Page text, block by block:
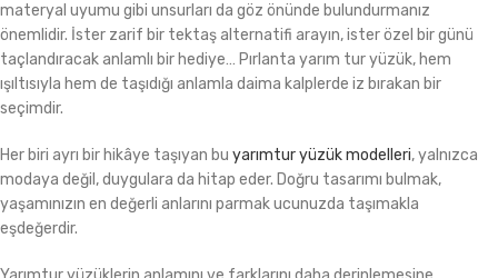
materyal uyumu gibi unsurları da göz önünde bulundurmanız
önemlidir. İster zarif bir tektaş alternatifi arayın, ister özel bir günü
taçlandıracak anlamlı bir hediye… Pırlanta yarım tur yüzük, hem
ışıltısıyla hem de taşıdığı anlamla daima kalplerde iz bırakan bir
seçimdir.
Her biri ayrı bir hikâye taşıyan bu yarımtur yüzük modelleri, yalnızca
modaya değil, duygulara da hitap eder. Doğru tasarımı bulmak,
yaşamınızın en değerli anlarını parmak ucunuzda taşımakla
eşdeğerdir.